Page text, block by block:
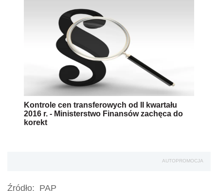
Kontrole cen transferowych od II kwartału
2016 r. - Ministerstwo Finansów zachęca do
korekt
AUTOPROMOCJA
Źródło: PAP